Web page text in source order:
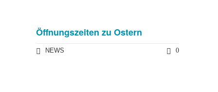
Öffnungszeiten zu Ostern
NEWS 0